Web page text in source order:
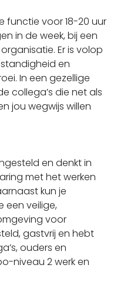
functie voor 18-20 uur
in de week, bij een
Er is volop
en
In een gezellige
collega’s die net als
jou wegwijs willen
en denkt in
met het werken
kun je
een veilige,
voor
gastvrij en hebt
ouders en
niveau 2 werk en